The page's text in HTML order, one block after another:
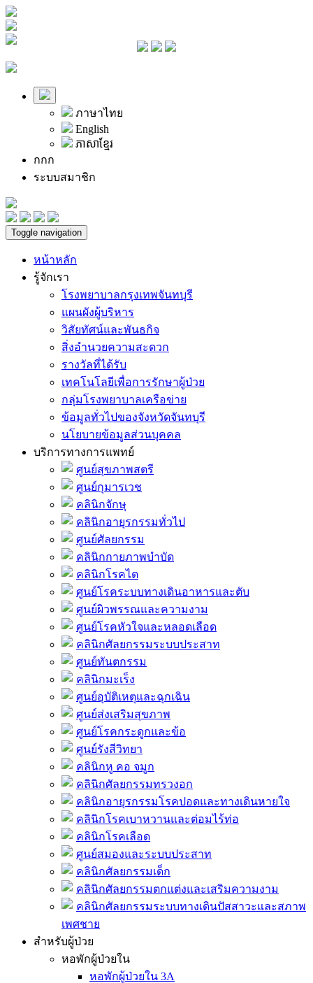
ภาษาไทย
English
ភាសាខ្មែរ
กกก
ระบบสมาชิก
Toggle navigation
หน้าหลัก
รู้จักเรา
โรงพยาบาลกรุงเทพจันทบุรี
แผนผังผู้บริหาร
วิสัยทัศน์และพันธกิจ
สิ่งอำนวยความสะดวก
รางวัลที่ได้รับ
เทคโนโลยีเพื่อการรักษาผู้ป่วย
กลุ่มโรงพยาบาลเครือข่าย
ข้อมูลทั่วไปของจังหวัดจันทบุรี
นโยบายข้อมูลส่วนบุคคล
บริการทางการแพทย์
ศูนย์สุขภาพสตรี
ศูนย์กุมารเวช
คลินิกจักษุ
คลินิกอายุรกรรมทั่วไป
ศูนย์ศัลยกรรม
คลินิกกายภาพบำบัด
คลินิกโรคไต
ศูนย์โรคระบบทางเดินอาหารและตับ
ศูนย์ผิวพรรณและความงาม
ศูนย์โรคหัวใจและหลอดเลือด
คลินิกศัลยกรรมระบบประสาท
ศูนย์ทันตกรรม
คลินิกมะเร็ง
ศูนย์อุบัติเหตุและฉุกเฉิน
ศูนย์ส่งเสริมสุขภาพ
ศูนย์โรคกระดูกและข้อ
ศูนย์รังสีวิทยา
คลินิกหู คอ จมูก
คลินิกศัลยกรรมทรวงอก
คลินิกอายุรกรรมโรคปอดและทางเดินหายใจ
คลินิกโรคเบาหวานและต่อมไร้ท่อ
คลินิกโรคเลือด
ศูนย์สมองและระบบประสาท
คลินิกศัลยกรรมเด็ก
คลินิกศัลยกรรมตกแต่งและเสริมความงาม
คลินิกศัลยกรรมระบบทางเดินปัสสาวะและสภาพ
เพศชาย
สำหรับผู้ป่วย
หอพักผู้ป่วยใน
หอพักผู้ป่วยใน 3A